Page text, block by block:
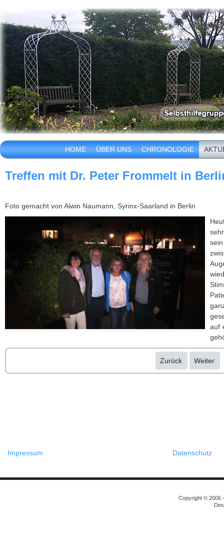
HOME ÜBER UNS CHRONOLOGIE
Treffen mit Dr. Peter Frommelt in
Foto gemacht von Alwin Naumann, Syrinx-Saarland in Berlin
auf
Zurück Weiter
Impressum Datenschutz
Copyright © 2006